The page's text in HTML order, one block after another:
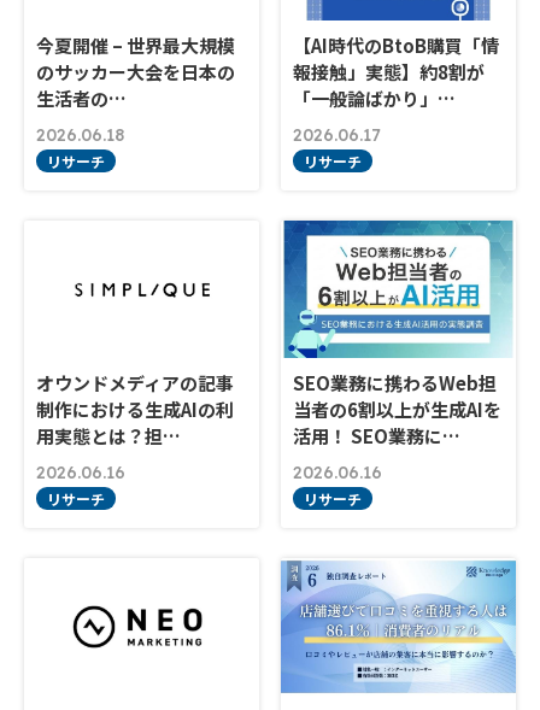
今夏開催 – 世界最大規模
のサッカー大会を日本の
生活者の…
2026.06.18
リサーチ
【AI時代のBtoB購買「情
報接触」実態】約8割が
「一般論ばかり」…
2026.06.17
リサーチ
オウンドメディアの記事
制作における生成AIの利
用実態とは？担…
2026.06.16
リサーチ
SEO業務に携わるWeb担
当者の6割以上が生成AIを
活用！ SEO業務に…
2026.06.16
リサーチ